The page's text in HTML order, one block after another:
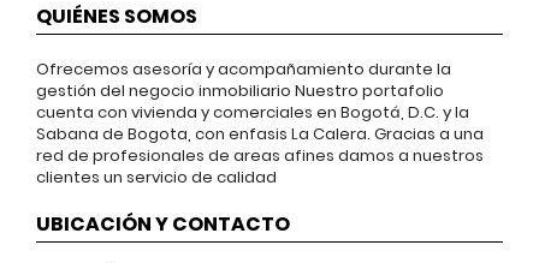
QUIÉNES SOMOS
Ofrecemos asesoría y acompañamiento durante la
gestión del negocio inmobiliario Nuestro portafolio
cuenta con vivienda y comerciales en Bogotá, D.C. y la
Sabana de Bogota, con enfasis La Calera. Gracias a una
red de profesionales de areas afines damos a nuestros
clientes un servicio de calidad
UBICACIÓN Y CONTACTO